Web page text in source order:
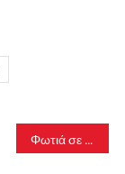
Φωτιά σε κτήριο στην Αιόλου στο κέντρο της Αθήνας